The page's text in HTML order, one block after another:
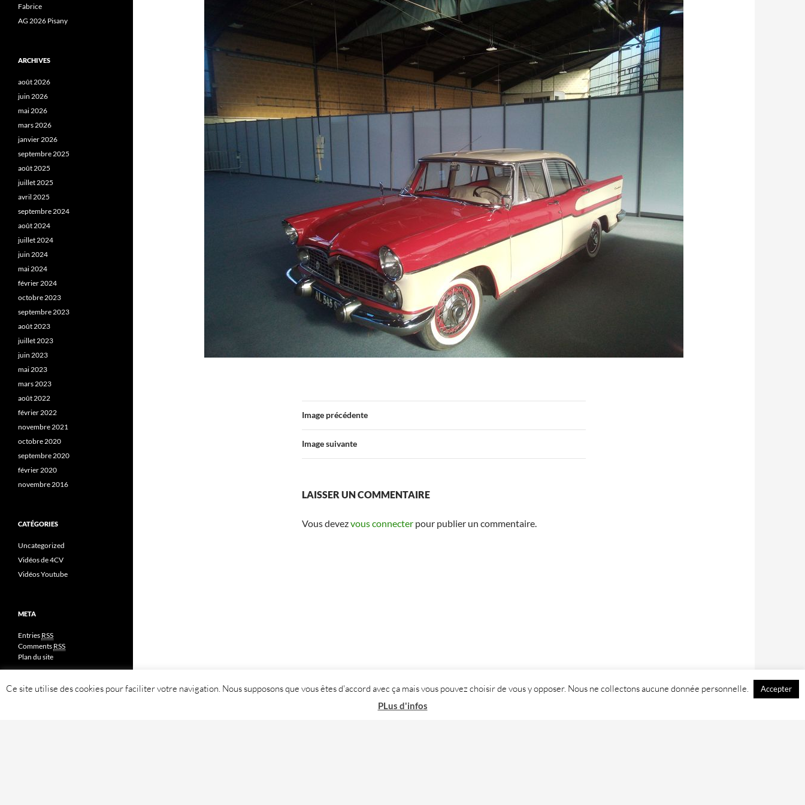
Image précédente
Image suivante
LAISSER UN COMMENTAIRE
Vous devezvous connecter pour publier un commentaire.
Fabrice
AG 2026 Pisany
ARCHIVES
août 2026
juin 2026
mai 2026
mars 2026
janvier 2026
septembre 2025
août 2025
juillet 2025
avril 2025
septembre 2024
août 2024
juillet 2024
juin 2024
mai 2024
février 2024
octobre 2023
septembre 2023
août 2023
juillet 2023
juin 2023
mai 2023
mars 2023
août 2022
février 2022
novembre 2021
octobre 2020
septembre 2020
février 2020
novembre 2016
CATÉGORIES
Uncategorized
Vidéos de 4CV
Vidéos Youtube
META
Entries RSS
Comments RSS
Plan du site
Ce site utilise des cookies pour faciliter votre navigation. Nous supposons que vous êtes d'accord avec ça mais vous pouvez choisir de vous y opposer. Nous ne collectons aucune donnée personnelle. Accepter
PLus d'infos